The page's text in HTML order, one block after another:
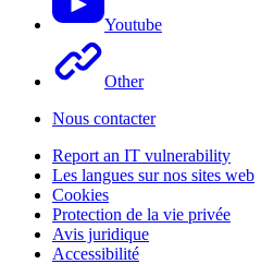
Youtube
Other
Nous contacter
Report an IT vulnerability
Les langues sur nos sites web
Cookies
Protection de la vie privée
Avis juridique
Accessibilité